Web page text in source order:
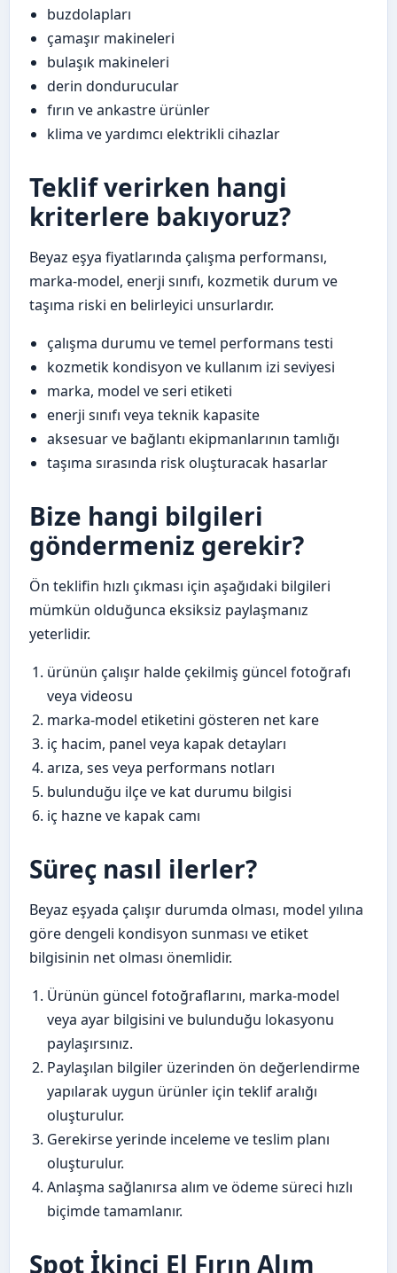
buzdolapları
çamaşır makineleri
bulaşık makineleri
derin dondurucular
fırın ve ankastre ürünler
klima ve yardımcı elektrikli cihazlar
Teklif verirken hangi
kriterlere bakıyoruz?
Beyaz eşya fiyatlarında çalışma performansı,
marka-model, enerji sınıfı, kozmetik durum ve
taşıma riski en belirleyici unsurlardır.
çalışma durumu ve temel performans testi
kozmetik kondisyon ve kullanım izi seviyesi
marka, model ve seri etiketi
enerji sınıfı veya teknik kapasite
aksesuar ve bağlantı ekipmanlarının tamlığı
taşıma sırasında risk oluşturacak hasarlar
Bize hangi bilgileri
göndermeniz gerekir?
Ön teklifin hızlı çıkması için aşağıdaki bilgileri
mümkün olduğunca eksiksiz paylaşmanız
yeterlidir.
ürünün çalışır halde çekilmiş güncel fotoğrafı
veya videosu
marka-model etiketini gösteren net kare
iç hacim, panel veya kapak detayları
arıza, ses veya performans notları
bulunduğu ilçe ve kat durumu bilgisi
iç hazne ve kapak camı
Süreç nasıl ilerler?
Beyaz eşyada çalışır durumda olması, model yılına
göre dengeli kondisyon sunması ve etiket
bilgisinin net olması önemlidir.
Ürünün güncel fotoğraflarını, marka-model
veya ayar bilgisini ve bulunduğu lokasyonu
paylaşırsınız.
Paylaşılan bilgiler üzerinden ön değerlendirme
yapılarak uygun ürünler için teklif aralığı
oluşturulur.
Gerekirse yerinde inceleme ve teslim planı
oluşturulur.
Anlaşma sağlanırsa alım ve ödeme süreci hızlı
biçimde tamamlanır.
Spot İkinci El Fırın Alım